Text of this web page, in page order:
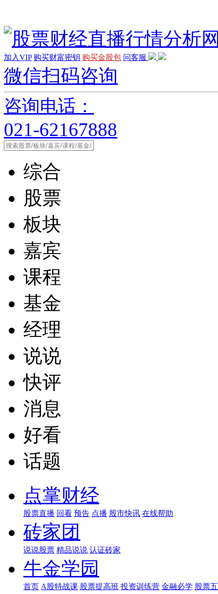
加入VIP 购买财富密钥 购买金股包 问客服
微信扫码咨询
咨询电话：
021-62167888
综合
股票
板块
嘉宾
课程
基金
经理
说说
快评
消息
好看
话题
点掌财经
股票直播 回看 预告 点播 股市快讯 在线帮助
砖家团
说说股票 精品说说 认证砖家
牛金学园
首页 A股特战课 股票提高班 投资训练营 金融必学 股票